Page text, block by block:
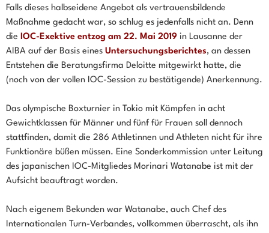
Falls dieses halbseidene Angebot als vertrauensbildende
Maßnahme gedacht war, so schlug es jedenfalls nicht an. Denn
die IOC-Exektive entzog am 22. Mai 2019 in Lausanne der
AIBA auf der Basis eines Untersuchungsberichtes, an dessen
Entstehen die Beratungsfirma Deloitte mitgewirkt hatte, die
(noch von der vollen IOC-Session zu bestätigende) Anerkennung.
Das olympische Boxturnier in Tokio mit Kämpfen in acht
Gewichtklassen für Männer und fünf für Frauen soll dennoch
stattfinden, damit die 286 Athletinnen und Athleten nicht für ihre
Funktionäre büßen müssen. Eine Sonderkommission unter Leitung
des japanischen IOC-Mitgliedes Morinari Watanabe ist mit der
Aufsicht beauftragt worden.
Nach eigenem Bekunden war Watanabe, auch Chef des
Internationalen Turn-Verbandes, vollkommen überrascht, als ihn